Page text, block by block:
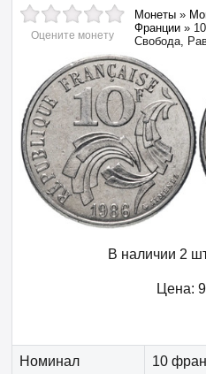
Оцените монету
Монеты »
Франции »
Свобода,
В наличии 2
Цена:
Номинал 10